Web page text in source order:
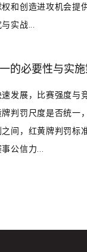
和创造进攻机会提
实战...
的必要性与实
发展，比赛强度与
判罚尺度是否统一
间，红黄牌判罚标
公信力...